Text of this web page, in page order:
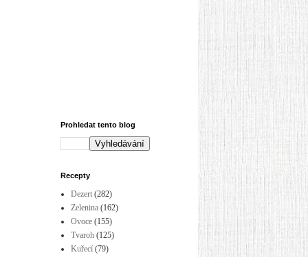
Prohledat tento blog
Recepty
Dezert (282)
Zelenina (162)
Ovoce (155)
Tvaroh (125)
Kuřecí (79)